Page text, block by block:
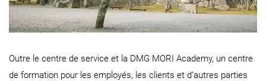
Outre le centre de service et la DMG MORI Academy, un centre
de formation pour les employés, les clients et d’autres parties